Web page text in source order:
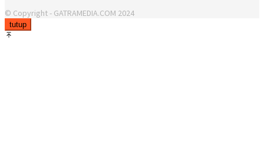
© Copyright - GATRAMEDIA.COM 2024
tutup